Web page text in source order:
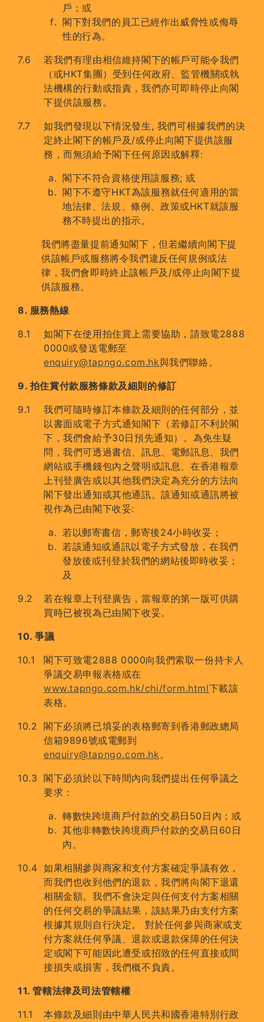
戶；或
閣下對我們的員工已經作出威脅性或侮辱
性的行為。
若我們有理由相信維持閣下的帳戶可能令我們
（或HKT集團）受到任何政府、監管機關或執
法機構的行動或指責，我們亦可即時停止向閣
下提供該服務。
如我們發現以下情況發生, 我們可根據我們的決
定終止閣下的帳戶及/或停止向閣下提供該服
務，而無須給予閣下任何原因或解釋:
閣下不符合資格使用該服務; 或
閣下不遵守HKT為該服務就任何適用的當
地法律、法規、條例、政策或HKT就該服
務不時提出的指示。
我們將盡量提前通知閣下，但若繼續向閣下提
供該帳戶或服務將令我們違反任何規例或法
律，我們會即時終止該帳戶及/或停止向閣下提
供該服務。
8. 服務熱線
如閣下在使用拍住賞上需要協助，請致電2888
0000或發送電郵至
enquiry@tapngo.com.hk與我們聯絡。
9. 拍住賞付款服務條款及細則的修訂
我們可隨時修訂本條款及細則的任何部分，並
以書面或電子方式通知閣下（若修訂不利於閣
下，我們會給予30日預先通知）。為免生疑
問，我們可透過書信、訊息、電郵訊息、我們
網站或手機錢包內之聲明或訊息、在香港報章
上刊登廣告或以其他我們決定為充分的方法向
閣下發出通知或其他通訊。該通知或通訊將被
視作為已由閣下收妥:
若以郵寄書信，郵寄後24小時收妥；
若該通知或通訊以電子方式發放，在我們
發放後或刊登於我們的網站後即時收妥；
及
若在報章上刊登廣告，當報章的第一版可供購
買時已被視為已由閣下收妥。
10. 爭議
閣下可致電2888 0000向我們索取一份持卡人
爭議交易申報表格或在
www.tapngo.com.hk/chi/form.html下載該
表格。
閣下必須將已填妥的表格郵寄到香港郵政總局
信箱9896號或電郵到
enquiry@tapngo.com.hk。
閣下必須於以下時間內向我們提出任何爭議之
要求：
轉數快跨境商戶付款的交易日50日內；或
其他非轉數快跨境商戶付款的交易日60日
內。
如果相關參與商家和支付方案確定爭議有效，
而我們也收到他們的退款，我們將向閣下退還
相關金額。我們不會決定與任何支付方案相關
的任何交易的爭議結果，該結果乃由支付方案
根據其規則自行決定。 對於任何參與商家或支
付方案就任何爭議、退款或退款保障的任何決
定或閣下可能因此遭受或招致的任何直接或間
接損失或損害，我們概不負責。
11. 管轄法律及司法管轄權
本條款及細則由中華人民共和國香港特別行政